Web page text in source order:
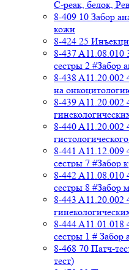
C-реак, белок,
8-409 10 Забор
кожи
8-424 25
8-437
сестры 2 #Забор
8-438 A11.20.002
на
8-439
8-440
8-441
сестры 7 #Забор
8-442
сестры 8 #Забор
8-443
8-444
сестры 1 # Забор
8-468 70 Патч-
тест)